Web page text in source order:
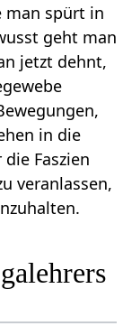
man spürt in
geht man
jetzt dehnt,
in die
Faszien
veranlassen,